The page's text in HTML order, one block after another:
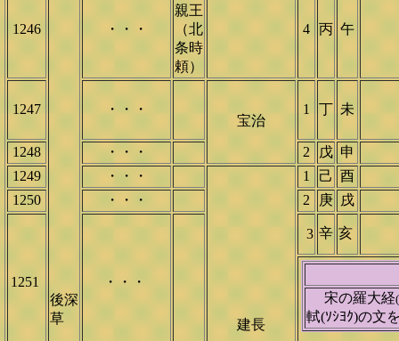
1246
後深
草
・・・
親王
（北
条時
頼）
4 丙 午
1247 ・・・
宝治
1 丁 未
1248 ・・・ 2 戊 申
1249
・・・
建長
1 己 酉
1250
・・・ 2 庚 戌
1251 ・・・
3 辛 亥
宋の羅大経
軾(ｿｼﾖｸ)の文